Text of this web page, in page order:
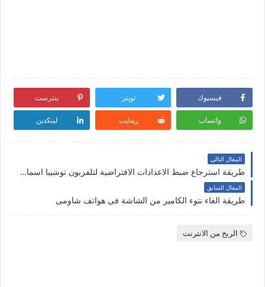
فيسبوك تويتر بنترست
واتساب ريدايت لينكدين
المقال التالي
طريقة استرجاع ضبط الاعدادات الافتراضية لتلفزيون توشيبا اسمارت 2023
المقال السابق
طريقة الغاء نتوء الكامير من الشاشة فى هواتف شاومى
الربح من الانترنت